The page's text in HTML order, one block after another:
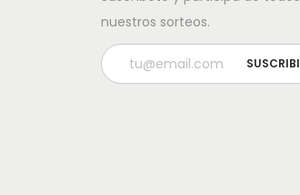
nuestros sorteos.